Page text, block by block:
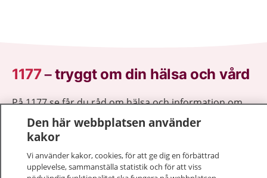
1177–tryggt om din hälsa och vård
På 1177.se får du råd om hälsa och information om
sjukdomar och vilka mottagningar du kan kontakta.
Logga in för att läsa din journal och göra dina
vårdärenden. Ring telefonnummer 1177 för
sjukvårdsrådgivning dygnet runt.
1177 ger dig råd när du vill må bättre.
Den här webbplatsen använder
kakor
Vi använder kakor, cookies, för att ge dig en förbättrad
upplevelse, sammanställa statistik och för att viss